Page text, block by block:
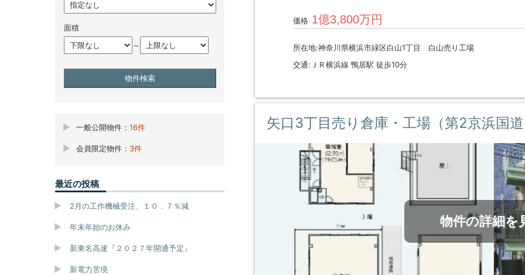
価格1億3,800万円
所在地:神奈川県横浜市緑区白山1丁目 白山売り工場
交通:ＪＲ横浜線 鴨居駅 徒歩10分
矢口3丁目売り倉庫・工場（第2京浜国
物件の詳細を
面積
～
一般公開物件： 16件
会員限定物件： 3件
最近の投稿
2月の工作機械受注、１０．７％減
年末年始のお休み
新東名高速『２０２７年開通予定』
新電力苦境